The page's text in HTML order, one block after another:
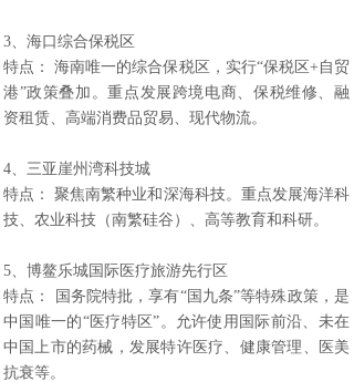
3、海口综合保税区
特点： 海南唯一的综合保税区，实行“保税区+自贸
港”政策叠加。重点发展跨境电商、保税维修、融
资租赁、高端消费品贸易、现代物流。
4、三亚崖州湾科技城
特点： 聚焦南繁种业和深海科技。重点发展海洋科
技、农业科技（南繁硅谷）、高等教育和科研。
5、博鳌乐城国际医疗旅游先行区
特点： 国务院特批，享有“国九条”等特殊政策，是
中国唯一的“医疗特区”。允许使用国际前沿、未在
中国上市的药械，发展特许医疗、健康管理、医美
抗衰等。